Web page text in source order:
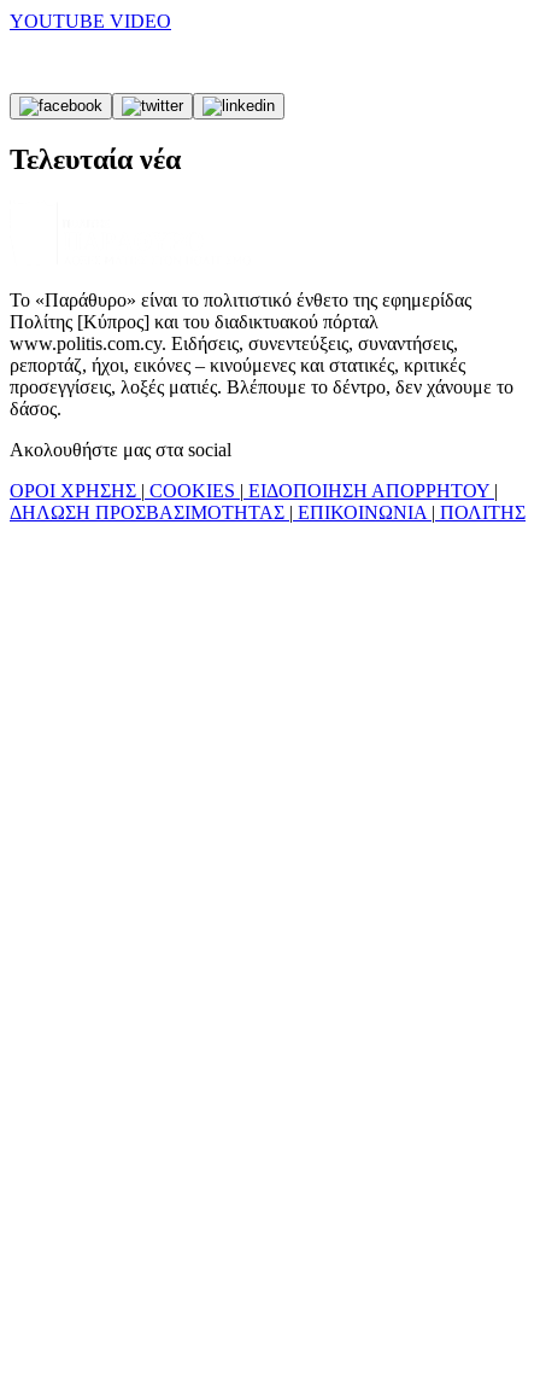
YOUTUBE VIDEO
Τελευταία νέα
Το «Παράθυρο» είναι το πολιτιστικό ένθετο της εφημερίδας
Πολίτης [Κύπρος] και του διαδικτυακού πόρταλ
www.politis.com.cy. Ειδήσεις, συνεντεύξεις, συναντήσεις,
ρεπορτάζ, ήχοι, εικόνες – κινούμενες και στατικές, κριτικές
προσεγγίσεις, λοξές ματιές. Βλέπουμε το δέντρο, δεν χάνουμε το
δάσος.
Ακολουθήστε μας στα social
ΟΡΟΙ ΧΡΗΣΗΣ | COOKIES | ΕΙΔΟΠΟΙΗΣΗ ΑΠΟΡΡΗΤΟΥ |
ΔΗΛΩΣΗ ΠΡΟΣΒΑΣΙΜΟΤΗΤΑΣ | ΕΠΙΚΟΙΝΩΝΙΑ | ΠΟΛΙΤΗΣ